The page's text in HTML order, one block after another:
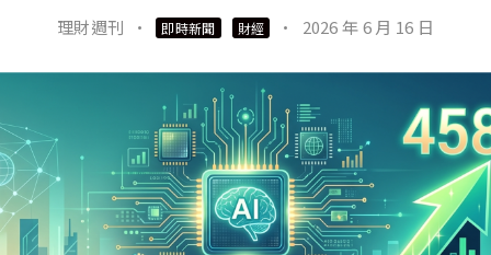
理財週刊 · 即時新聞 財經 · 2026 年 6 月 16 日